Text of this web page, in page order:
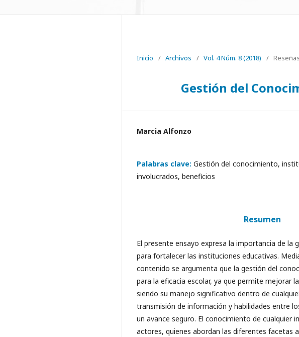
Inicio / Archivos / Vol. 4 Núm. 8 (2018) / Reseñas
Gestión del
Marcia Alfonzo
Palabras clave: Gestión del conocimiento,
involucrados, beneficios
Resumen
El presente ensayo expresa la importancia de la
para fortalecer las instituciones educativas.
contenido se argumenta que la gestión del
para la eficacia escolar, ya que permite mejorar
siendo su manejo significativo dentro de
transmisión de información y habilidades entre
un avance seguro. El conocimiento de cualquier
actores, quienes abordan las diferentes facetas